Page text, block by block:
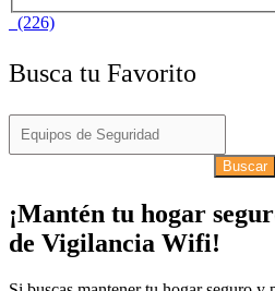
(226)
Busca tu Favorito
Buscar
¡Mantén tu hogar
de Vigilancia Wifi!